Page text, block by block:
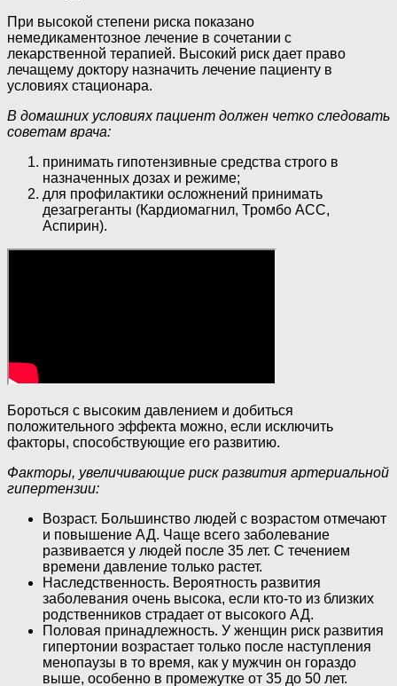
При высокой степени риска показано
немедикаментозное лечение в сочетании с
лекарственной терапией. Высокий риск дает право
лечащему доктору назначить лечение пациенту в
условиях стационара.
В домашних условиях пациент должен четко следовать
советам врача:
принимать гипотензивные средства строго в
назначенных дозах и режиме;
для профилактики осложнений принимать
дезагреганты (Кардиомагнил, Тромбо АСС,
Аспирин).
Бороться с высоким давлением и добиться
положительного эффекта можно, если исключить
факторы, способствующие его развитию.
Факторы, увеличивающие риск развития артериальной
гипертензии:
Возраст. Большинство людей с возрастом отмечают
и повышение АД. Чаще всего заболевание
развивается у людей после 35 лет. С течением
времени давление только растет.
Наследственность. Вероятность развития
заболевания очень высока, если кто-то из близких
родственников страдает от высокого АД.
Половая принадлежность. У женщин риск развития
гипертонии возрастает только после наступления
менопаузы в то время, как у мужчин он гораздо
выше, особенно в промежутке от 35 до 50 лет.